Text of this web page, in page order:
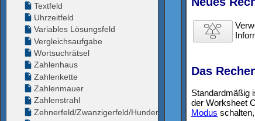
Das
Standardmäßig
der Worksheet
Modus